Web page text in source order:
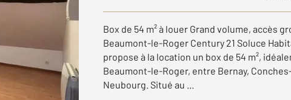
Box de 54 m² à louer Grand volume, accès
Beaumont-le-Roger Century 21 Soluce
propose à la location un box de 54 m²,
Beaumont-le-Roger, entre Bernay,
Neubourg. Situé au ...